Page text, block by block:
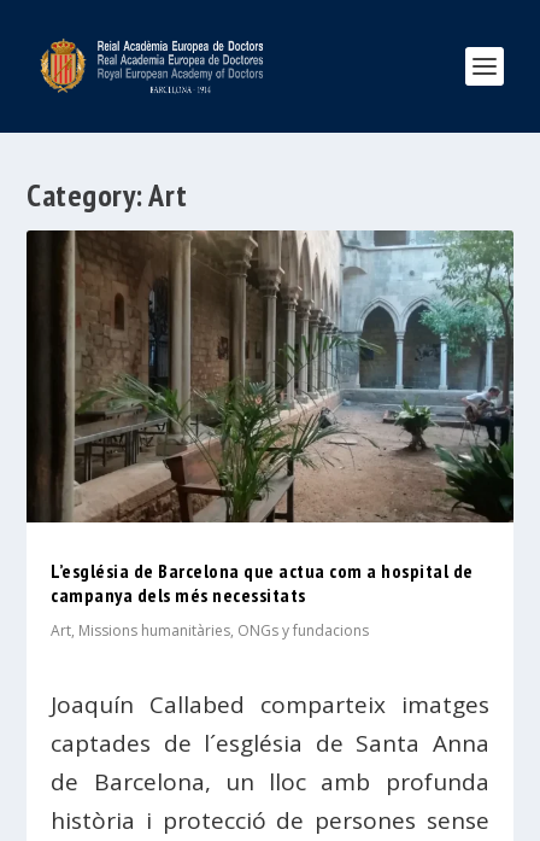
Category:Art
L’església de Barcelona que actua com a hospital de
campanya dels més necessitats
Art, Missions humanitàries, ONGs y fundacions
Joaquín Callabed comparteix imatges
captades de l´església de Santa Anna
de Barcelona, un lloc amb profunda
història i protecció de persones sense